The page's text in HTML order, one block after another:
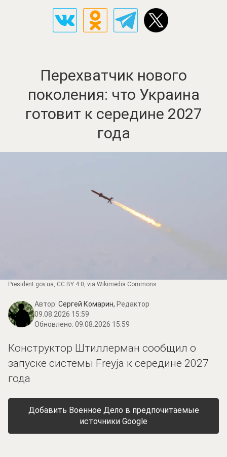
Перехватчик нового
поколения: что Украина
готовит к середине 2027
года
President.gov.ua, CC BY 4.0, via Wikimedia Commons
Автор: Сергей Комарин, Редактор
09.08.2026 15:59
Обновлено: 09.08.2026 15:59
Конструктор Штиллерман сообщил о
запуске системы Freyja к середине 2027
года
Добавить Военное Дело в предпочитаемые
источники Google